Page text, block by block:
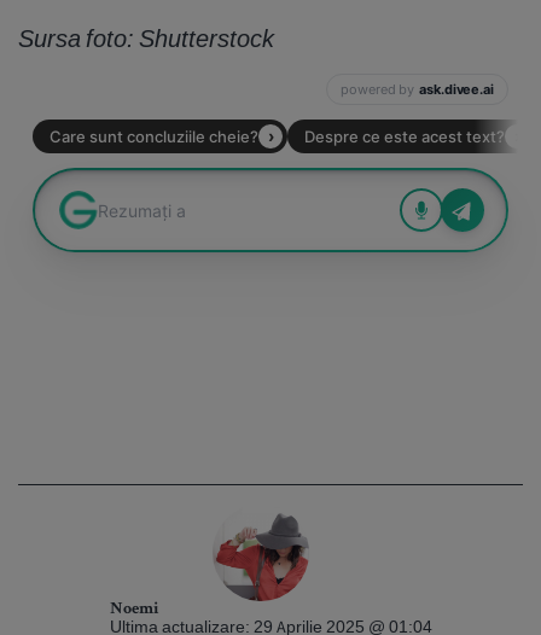
Sursa foto: Shutterstock
Noemi
Ultima actualizare: 29 Aprilie 2025 @ 01:04